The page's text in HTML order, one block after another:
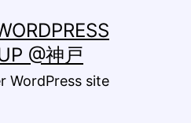
@神戸
WordPress site